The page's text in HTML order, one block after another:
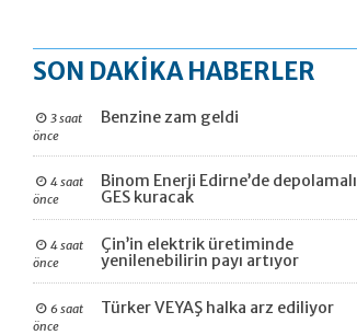
SON DAKİKA HABERLER
3 saat
önce
Benzine zam geldi
4 saat
önce
Binom Enerji Edirne’de depolamalı
GES kuracak
4 saat
önce
Çin’in elektrik üretiminde
yenilenebilirin payı artıyor
6 saat
önce
Türker VEYAŞ halka arz ediliyor